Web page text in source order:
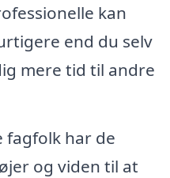
kan
end du selv
mere tid til andre
fagfolk har de
og viden til at